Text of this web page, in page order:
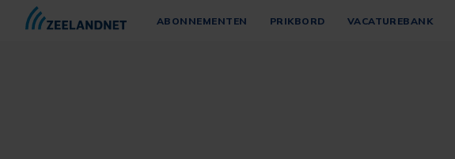
ABONNEMENTEN PRIKBORD VACATUREBANK